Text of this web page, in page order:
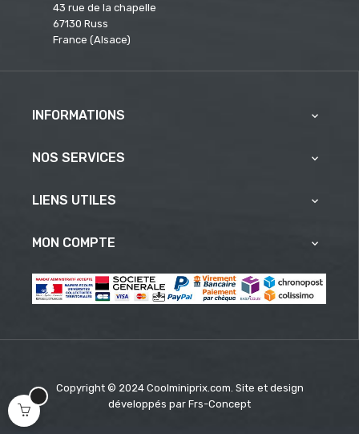
43 rue de la chapelle
67130 Russ
France (Alsace)
INFORMATIONS 
NOS SERVICES 
LIENS UTILES 
MON COMPTE 
Copyright © 2024 Coolminiprix.com. Site et design
développés par Frs-Concept